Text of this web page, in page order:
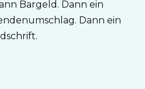
Bargeld. Dann ein
Dann ein